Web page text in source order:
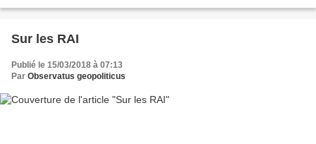
Sur les RAI
Publié le 15/03/2018 à 07:13
Par Observatus geopoliticus